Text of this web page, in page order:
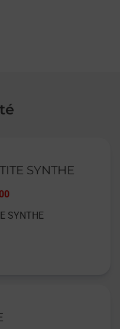
SYNTHE
SYNTHE